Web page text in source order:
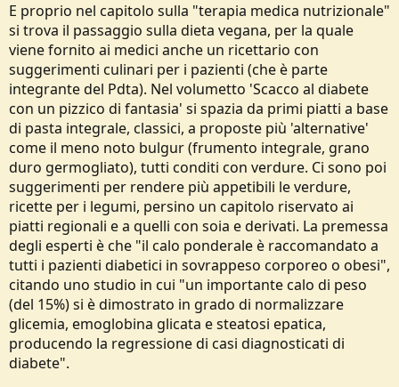
E proprio nel capitolo sulla "terapia medica nutrizionale"
si trova il passaggio sulla dieta vegana, per la quale
viene fornito ai medici anche un ricettario con
suggerimenti culinari per i pazienti (che è parte
integrante del Pdta). Nel volumetto 'Scacco al diabete
con un pizzico di fantasia' si spazia da primi piatti a base
di pasta integrale, classici, a proposte più 'alternative'
come il meno noto bulgur (frumento integrale, grano
duro germogliato), tutti conditi con verdure. Ci sono poi
suggerimenti per rendere più appetibili le verdure,
ricette per i legumi, persino un capitolo riservato ai
piatti regionali e a quelli con soia e derivati. La premessa
degli esperti è che "il calo ponderale è raccomandato a
tutti i pazienti diabetici in sovrappeso corporeo o obesi",
citando uno studio in cui "un importante calo di peso
(del 15%) si è dimostrato in grado di normalizzare
glicemia, emoglobina glicata e steatosi epatica,
producendo la regressione di casi diagnosticati di
diabete".